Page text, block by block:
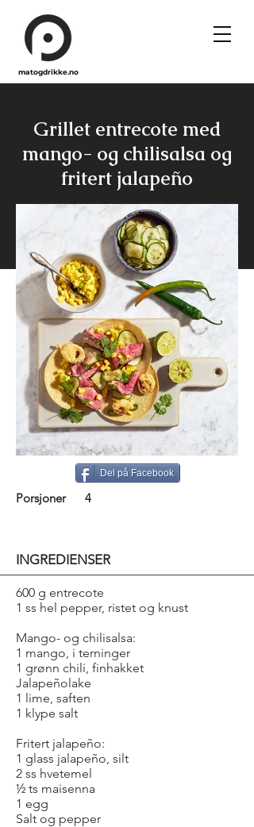
matogdrikke.no
Grillet entrecote med
mango- og chilisalsa og
fritert jalapeño
Del på Facebook
Porsjoner 4
INGREDIENSER
600 g entrecote
1 ss hel pepper, ristet og knust
Mango- og chilisalsa:
1 mango, i terninger
1 grønn chili, finhakket
Jalapeñolake
1 lime, saften
1 klype salt
Fritert jalapeño:
1 glass jalapeño, silt
2 ss hvetemel
½ ts maisenna
1 egg
Salt og pepper